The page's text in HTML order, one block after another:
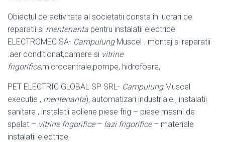
Obiectul de activitate al societatii consta în lucrari de
reparatii si mentenanta pentru instalatii electrice
ELECTROMEC SA- CampulungMuscel . montaj si reparatii
.aer conditionat,camere si vitrine
frigorifice,microcentrale,pompe, hidrofoare,
PET ELECTRIC GLOBAL SP SRL- CampulungMuscel
executie , mentenanta), automatizari industriale , instalatii
sanitare , instalatii eoliene piese frig – piese masini de
spalat – vitrine frigorifice– lazi frigorifice– materiale
instalatii electrice,